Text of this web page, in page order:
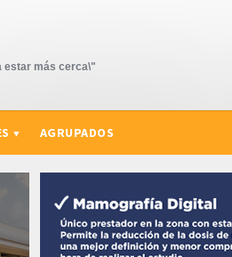
estar más cerca\"
AGRUPADOS